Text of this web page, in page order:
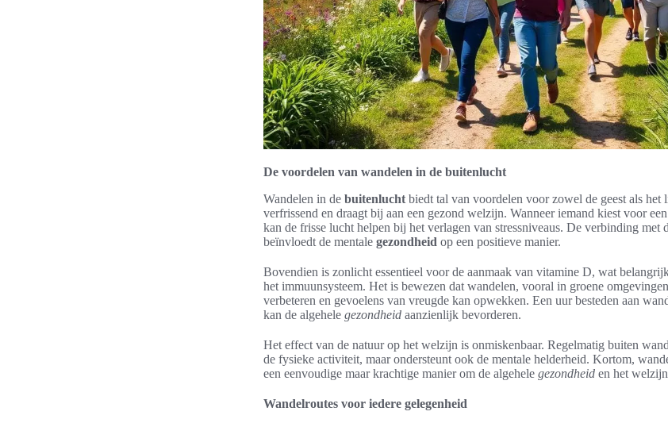
De voordelen van wandelen in de buitenlucht
Wandelen in de buitenlucht biedt tal van voordelen voor zowel de geest als het
verfrissend en draagt bij aan een gezond welzijn. Wanneer iemand kiest voor
kan de frisse lucht helpen bij het verlagen van stressniveaus. De verbinding met
beïnvloedt de mentale gezondheid op een positieve manier.
Bovendien is zonlicht essentieel voor de aanmaak van vitamine D, wat
het immuunsysteem. Het is bewezen dat wandelen, vooral in groene
verbeteren en gevoelens van vreugde kan opwekken. Een uur besteden aan
kan de algehele gezondheid aanzienlijk bevorderen.
Het effect van de natuur op het welzijn is onmiskenbaar. Regelmatig buiten
de fysieke activiteit, maar ondersteunt ook de mentale helderheid. Kortom,
een eenvoudige maar krachtige manier om de algehele gezondheid en het
Wandelroutes voor iedere gelegenheid